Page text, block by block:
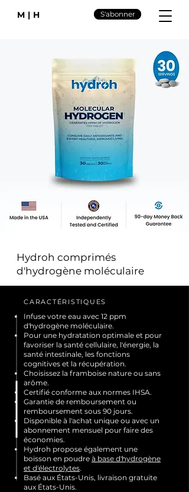
M|H S'abonner
Hydroh comprimés
d'hydrogène moléculaire
CARACTÉRISTIQUES
Infuse votre eau avec 12 ppm
d'hydrogène moléculaire.
Pour une hydratation optimale et pour
favoriser la santé cellulaire, l'énergie, la
santé intestinale, les fonctions
cognitives et la récupération.
Choisissez la framboise nature ou sans
arôme.
Certifié conforme aux normes IHSA.
Garantie de remboursement ou
remboursement sous 90 jours.
Disponible à l'achat unique ou avec un
abonnement mensuel pour faire des
économies.
Hydroh propose également une
boisson en poudre à base d'hydrogène
et d'électrolytes.
Basé aux États-Unis, livraison gratuite
aux États-Unis.